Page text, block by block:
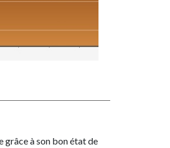
grâce à son bon état de